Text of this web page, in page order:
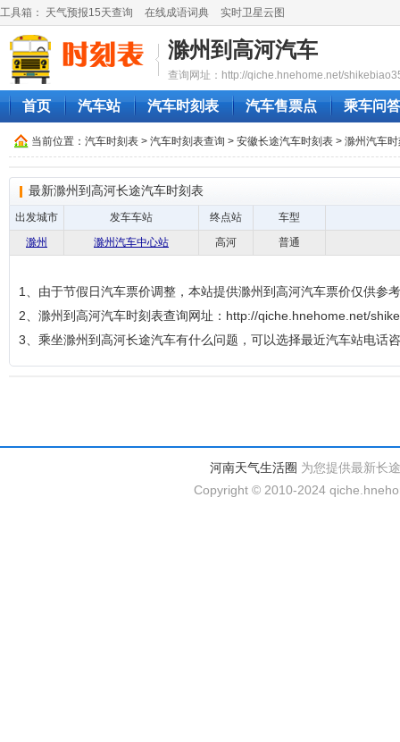
工具箱： 天气预报15天查询 在线成语词典 实时卫星云图
滁州到高河汽车
查询网址：http://qiche.hnehome.net/
首页 汽车站 汽车时刻表 汽车售票点 乘车问答
当前位置： 汽车时刻表 > 汽车时刻表查询 > 安徽长途汽车时刻表 > 滁州汽车
最新滁州到高河长途汽车时刻表
出发城市 发车车站 终点站
车型
滁州
滁州汽车中心站 高河 普通
1、由于节假日汽车票价调整，本站提供滁州到高河汽车票价仅供参
2、滁州到高河汽车时刻表查询网址：http://qiche.hnehome.net/
3、乘坐滁州到高河长途汽车有什么问题，可以选择最近汽车站电话
河南天气生活圈 为您提供最新长
Copyright © 2010-2024